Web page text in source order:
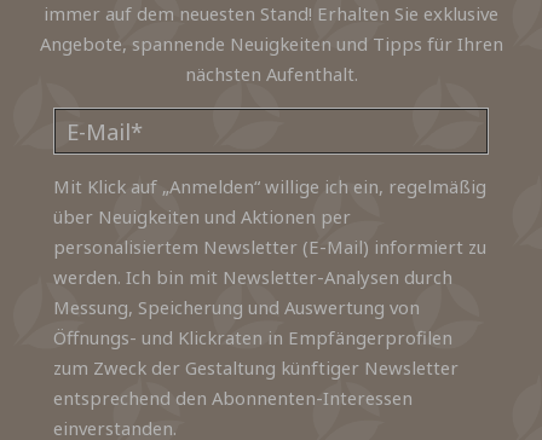
immer auf dem neuesten Stand! Erhalten Sie exklusive
Angebote, spannende Neuigkeiten und Tipps für Ihren
nächsten Aufenthalt.
Mit Klick auf „Anmelden“ willige ich ein, regelmäßig
über Neuigkeiten und Aktionen per
personalisiertem Newsletter (E-Mail) informiert zu
werden. Ich bin mit Newsletter-Analysen durch
Messung, Speicherung und Auswertung von
Öffnungs- und Klickraten in Empfängerprofilen
zum Zweck der Gestaltung künftiger Newsletter
entsprechend den Abonnenten-Interessen
einverstanden.